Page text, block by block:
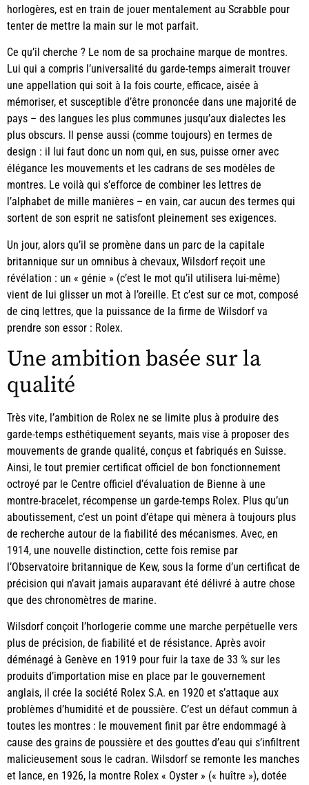
horlogères, est en train de jouer mentalement au Scrabble pour
tenter de mettre la main sur le mot parfait.
Ce qu’il cherche ? Le nom de sa prochaine marque de montres.
Lui qui a compris l’universalité du garde-temps aimerait trouver
une appellation qui soit à la fois courte, efficace, aisée à
mémoriser, et susceptible d’être prononcée dans une majorité de
pays – des langues les plus communes jusqu’aux dialectes les
plus obscurs. Il pense aussi (comme toujours) en termes de
design : il lui faut donc un nom qui, en sus, puisse orner avec
élégance les mouvements et les cadrans de ses modèles de
montres. Le voilà qui s’efforce de combiner les lettres de
l’alphabet de mille manières – en vain, car aucun des termes qui
sortent de son esprit ne satisfont pleinement ses exigences.
Un jour, alors qu’il se promène dans un parc de la capitale
britannique sur un omnibus à chevaux, Wilsdorf reçoit une
révélation : un « génie » (c’est le mot qu’il utilisera lui-même)
vient de lui glisser un mot à l’oreille. Et c’est sur ce mot, composé
de cinq lettres, que la puissance de la firme de Wilsdorf va
prendre son essor : Rolex.
Une ambition basée sur la
qualité
Très vite, l’ambition de Rolex ne se limite plus à produire des
garde-temps esthétiquement seyants, mais vise à proposer des
mouvements de grande qualité, conçus et fabriqués en Suisse.
Ainsi, le tout premier certificat officiel de bon fonctionnement
octroyé par le Centre officiel d’évaluation de Bienne à une
montre-bracelet, récompense un garde-temps Rolex. Plus qu’un
aboutissement, c’est un point d’étape qui mènera à toujours plus
de recherche autour de la fiabilité des mécanismes. Avec, en
1914, une nouvelle distinction, cette fois remise par
l’Observatoire britannique de Kew, sous la forme d’un certificat de
précision qui n’avait jamais auparavant été délivré à autre chose
que des chronomètres de marine.
Wilsdorf conçoit l’horlogerie comme une marche perpétuelle vers
plus de précision, de fiabilité et de résistance. Après avoir
déménagé à Genève en 1919 pour fuir la taxe de 33 % sur les
produits d’importation mise en place par le gouvernement
anglais, il crée la société Rolex S.A. en 1920 et s’attaque aux
problèmes d’humidité et de poussière. C’est un défaut commun à
toutes les montres : le mouvement finit par être endommagé à
cause des grains de poussière et des gouttes d’eau qui s’infiltrent
malicieusement sous le cadran. Wilsdorf se remonte les manches
et lance, en 1926, la montre Rolex « Oyster » (« huître »), dotée